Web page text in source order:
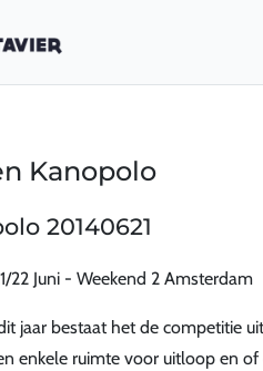
Kanopolo
20140621
22 Juni - Weekend 2 Amsterdam
jaar bestaat het de competitie
enkele ruimte voor uitloop en